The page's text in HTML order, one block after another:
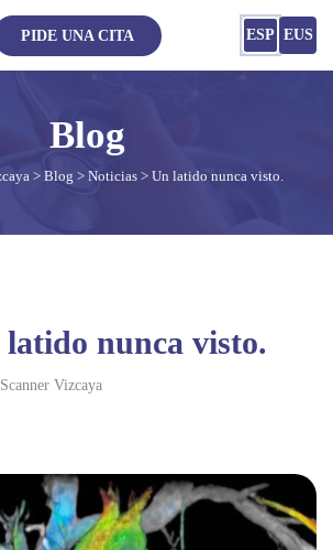
PIDE UNA CITA ESP EUS
> Blog > Noticias> Un latido nunca visto.
nunca visto.
Vizcaya